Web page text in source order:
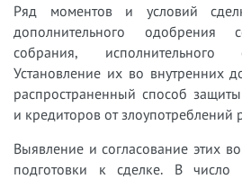
Ряд моментов и условий
дополнительного
собрания, исполнительного
Установление их во внутренних
распространенный способ
и кредиторов от злоупотреблений
Выявление и согласование этих
подготовки к сделке. В число